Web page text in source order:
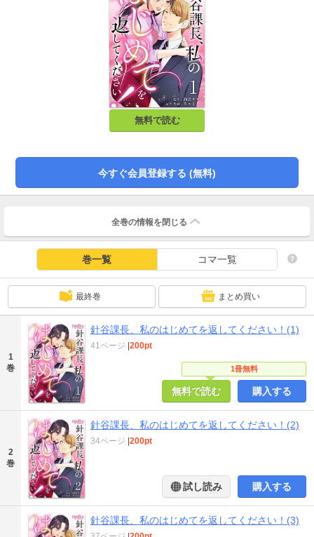
無料で読む
今すぐ会員登録する (無料)
全巻の情報を 閉じる
巻一覧 コマ一覧
最終巻 まとめ買い
1
巻
針谷課長、私のはじめてを返してください！(1)
1冊無料
41ページ |200pt
無料で読む 購入する
2
巻
針谷課長、私のはじめてを返してください！(2)
34ページ |200pt
試し読み 購入する
針谷課長、私のはじめてを返してください！(3)